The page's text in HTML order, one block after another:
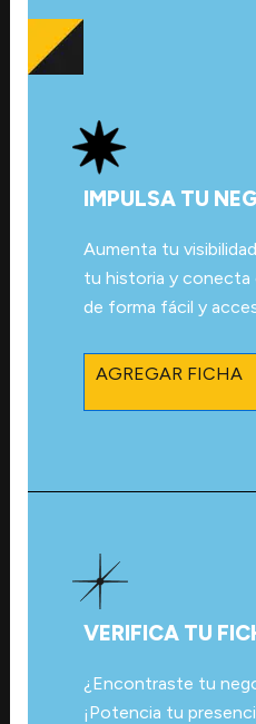
IMPULSA TU
Aumenta tu
tu historia y conecta
de forma fácil y
AGREGAR FICHA
VERIFICA TU
¿Encontraste tu
¡Potencia tu